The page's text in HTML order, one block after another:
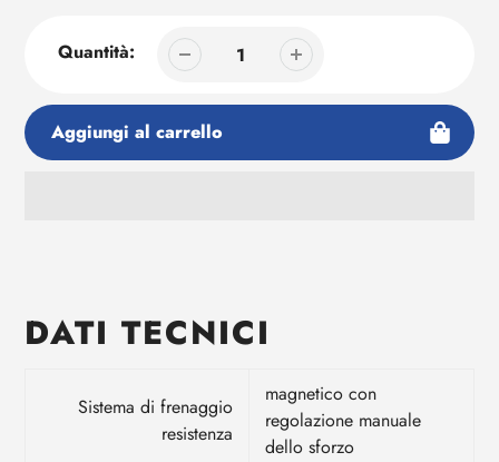
Quantità:
Aggiungi al carrello
tuo
DATI TECNICI
Sistema di frenaggio
resistenza
magnetico con
regolazione manuale
dello sforzo